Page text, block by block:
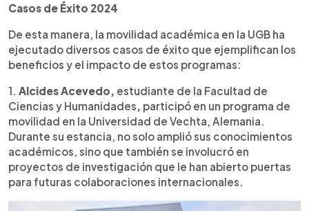
Casos de Éxito 2024
De esta manera, la movilidad académica en la UGB ha
ejecutado diversos casos de éxito que ejemplifican los
beneficios y el impacto de estos programas:
1. Alcides Acevedo, estudiante de la Facultad de
Ciencias y Humanidades, participó en un programa de
movilidad en la Universidad de Vechta, Alemania.
Durante su estancia, no solo amplió sus conocimientos
académicos, sino que también se involucró en
proyectos de investigación que le han abierto puertas
para futuras colaboraciones internacionales.